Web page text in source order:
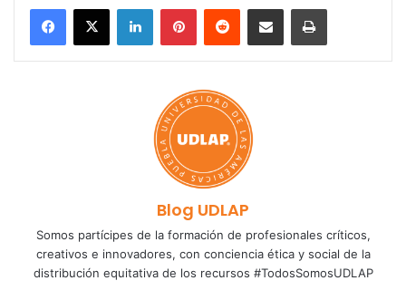
LinkedInPinterestReddit Share via Email Print
Blog UDLAP
Somos partícipes de la formación de profesionales críticos,
creativos e innovadores, con conciencia ética y social de la
distribución equitativa de los recursos #TodosSomosUDLAP